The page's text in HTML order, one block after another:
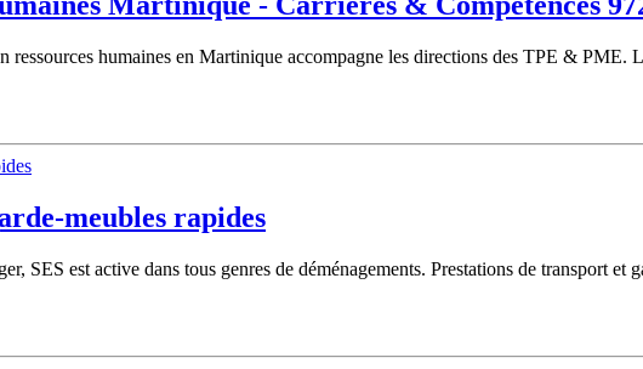
ressources humaines en Martinique accompagne les directions des TPE & PME.
meubles rapides
SES est active dans tous genres de déménagements. Prestations de transport